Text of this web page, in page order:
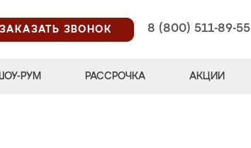
ЗАКАЗАТЬ ЗВОНОК
8 (800) 511-89-55
РУМ РАССРОЧКА АКЦИИ